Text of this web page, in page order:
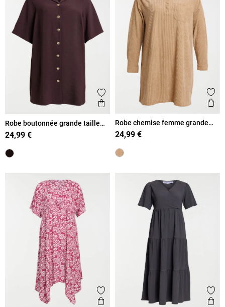
Ajouter aux favoris
Aperçu rapide
Robe boutonnée grande taille
femme
24,99 €
Robe chemise femme grande
taille
24,99 €
Ajouter aux favoris
Aperçu rapide